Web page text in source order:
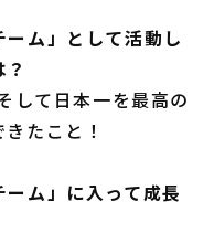
ム」として活動し
して日本一を最高の
たこと！
ム」に入って成長